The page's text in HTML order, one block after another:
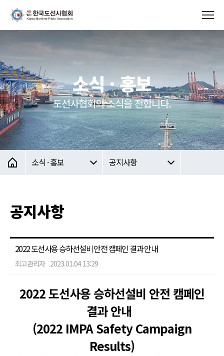
소식 · 홍보
도선사협회의 소식을 전합니다.
소식 · 홍보 공지사항
공지사항
2022 도선사용 승하선설비 안전 캠페인 결과 안내​
최고관리자 2023.01.04 13:29
2022 도선사용 승하선설비 안전 캠페인
결과 안내​
(2022 IMPA Safety Campaign
Results)